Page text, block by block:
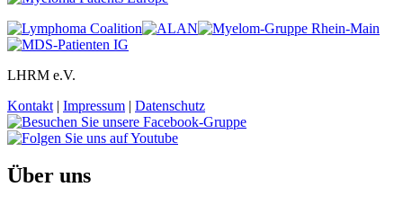
LHRM e.V.
Kontakt | Impressum | Datenschutz
Über uns